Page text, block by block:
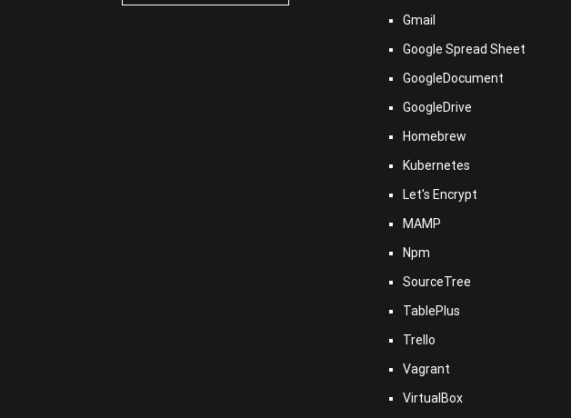
Gmail
Google Spread Sheet
GoogleDocument
GoogleDrive
Homebrew
Kubernetes
Let's Encrypt
MAMP
Npm
SourceTree
TablePlus
Trello
Vagrant
VirtualBox